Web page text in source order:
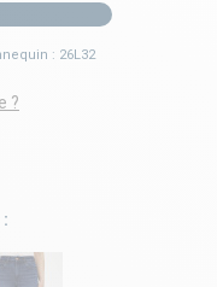
: 26L32
?